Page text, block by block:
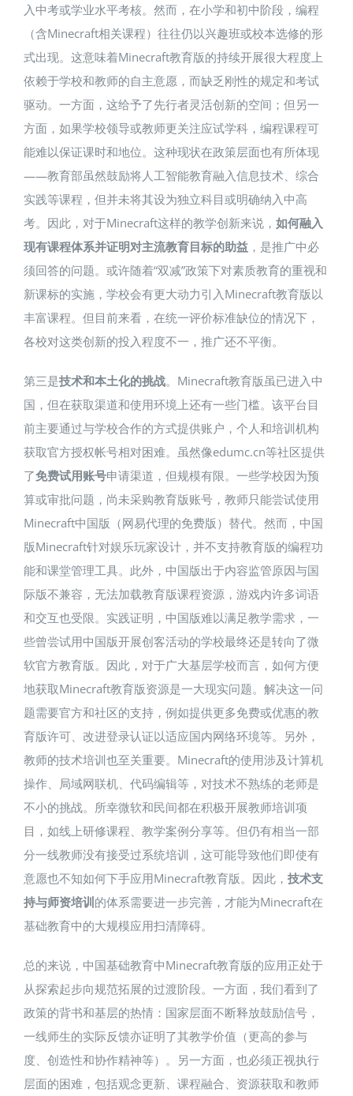
入中考或学业水平考核。然而，在小学和初中阶段，编程
（含Minecraft相关课程）往往仍以兴趣班或校本选修的形
式出现。这意味着Minecraft教育版的持续开展很大程度上
依赖于学校和教师的自主意愿，而缺乏刚性的规定和考试
驱动。一方面，这给予了先行者灵活创新的空间；但另一
方面，如果学校领导或教师更关注应试学科，编程课程可
能难以保证课时和地位。这种现状在政策层面也有所体现
——教育部虽然鼓励将人工智能教育融入信息技术、综合
实践等课程，但并未将其设为独立科目或明确纳入中高
考。因此，对于Minecraft这样的教学创新来说， 如何融入
现有课程体系并证明对主流教育目标的助益，是推广中必
须回答的问题。或许随着“双减”政策下对素质教育的重视和
新课标的实施，学校会有更大动力引入Minecraft教育版以
丰富课程。但目前来看，在统一评价标准缺位的情况下，
各校对这类创新的投入程度不一，推广还不平衡。
第三是技术和本土化的挑战。Minecraft教育版虽已进入中
国，但在获取渠道和使用环境上还有一些门槛。该平台目
前主要通过与学校合作的方式提供账户，个人和培训机构
获取官方授权帐号相对困难。虽然像edumc.cn等社区提供
了免费试用账号申请渠道​，但规模有限。一些学校因为预
算或审批问题，尚未采购教育版账号，教师只能尝试使用
Minecraft中国版（网易代理的免费版）替代。然而，中国
版Minecraft针对娱乐玩家设计，并不支持教育版的编程功
能和课堂管理工具​。此外，中国版出于内容监管原因与国
际版不兼容，无法加载教育版课程资源，游戏内许多词语
和交互也受限。实践证明，中国版难以满足教学需求，一
些曾尝试用中国版开展创客活动的学校最终还是转向了微
软官方教育版。因此，对于广大基层学校而言，如何方便
地获取Minecraft教育版资源是一大现实问题。解决这一问
题需要官方和社区的支持，例如提供更多免费或优惠的教
育版许可、改进登录认证以适应国内网络环境等。另外，
教师的技术培训也至关重要。Minecraft的使用涉及计算机
操作、局域网联机、代码编辑等，对技术不熟练的老师是
不小的挑战。所幸微软和民间都在积极开展教师培训项
目，如线上研修课程、教学案例分享等​。但仍有相当一部
分一线教师没有接受过系统培训，这可能导致他们即使有
意愿也不知如何下手应用Minecraft教育版。因此， 技术支
持与师资培训的体系需要进一步完善，才能为Minecraft在
基础教育中的大规模应用扫清障碍。
总的来说，中国基础教育中Minecraft教育版的应用正处于
从探索起步向规范拓展的过渡阶段。一方面，我们看到了
政策的背书和基层的热情：国家层面不断释放鼓励信号，
一线师生的实际反馈亦证明了其教学价值（更高的参与
度、创造性和协作精神等）。另一方面，也必须正视执行
层面的困难，包括观念更新、课程融合、资源获取和教师